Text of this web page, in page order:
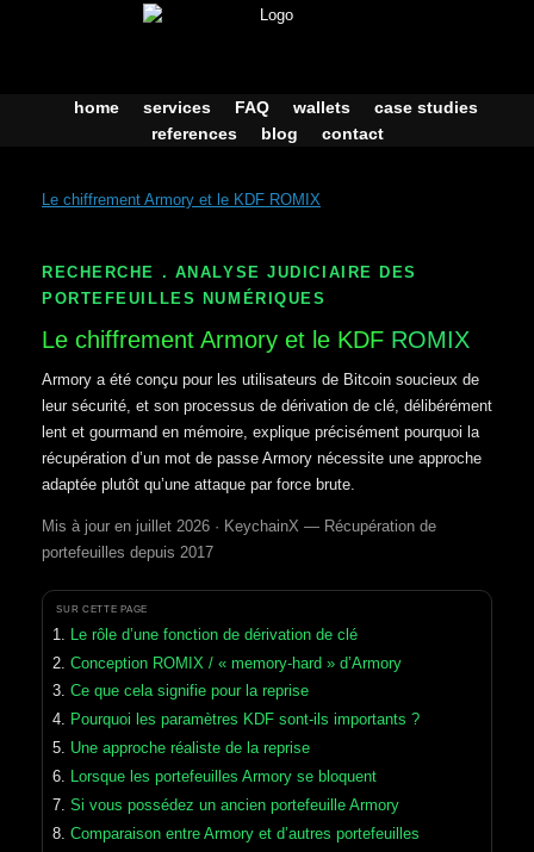
home services FAQ wallets
case studies
references
blog contact
Le chiffrement Armory et le KDF ROMIX
RECHERCHE . ANALYSE JUDICIAIRE DES
PORTEFEUILLES NUMÉRIQUES
Le chiffrement Armory et le KDF ROMIX
Armory a été conçu pour les utilisateurs de Bitcoin soucieux de
leur sécurité, et son processus de dérivation de clé, délibérément
lent et gourmand en mémoire, explique précisément pourquoi la
récupération d’un mot de passe Armory nécessite une approche
adaptée plutôt qu’une attaque par force brute.
Mis à jour en juillet 2026 · KeychainX — Récupération de
portefeuilles depuis 2017
SUR CETTE PAGE
Le rôle d’une fonction de dérivation de clé
Conception ROMIX / « memory-hard » d’Armory
Ce que cela signifie pour la reprise
Pourquoi les paramètres KDF sont-ils importants ?
Une approche réaliste de la reprise
Lorsque les portefeuilles Armory se bloquent
Si vous possédez un ancien portefeuille Armory
Comparaison entre Armory et d’autres portefeuilles